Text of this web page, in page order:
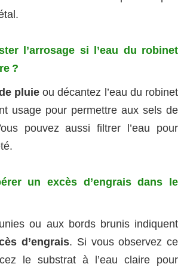
l’arrosage si l’eau du robinet
?
pluieou décantez l’eau du robinet
usage pour permettre aux sels de
pouvez aussi filtrer l’eau pour
un excès d’engrais dans le
ou aux bords brunis indiquent
d’engrais. Si vous observez ce
le substrat à l’eau claire pour